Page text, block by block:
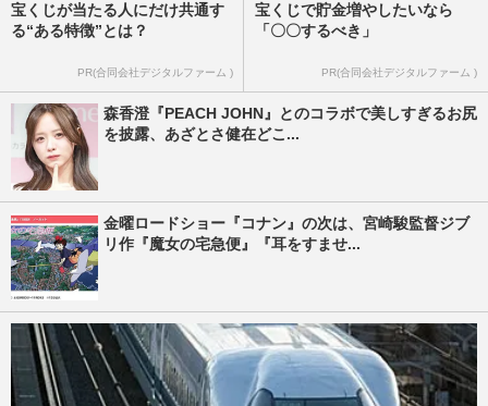
宝くじが当たる人にだけ共通す
る“ある特徴”とは？
PR(合同会社デジタルファーム )
宝くじで貯金増やしたいなら
「〇〇するべき」
PR(合同会社デジタルファーム )
森香澄『PEACH JOHN』とのコラボで美しすぎるお尻
を披露、あざとさ健在どこ...
金曜ロードショー『コナン』の次は、宮崎駿監督ジブ
リ作『魔女の宅急便』『耳をすませ...